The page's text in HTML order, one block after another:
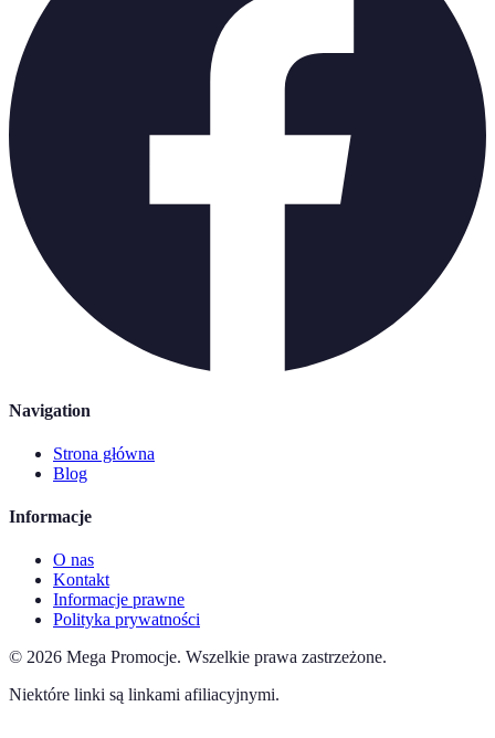
Navigation
Strona główna
Blog
Informacje
O nas
Kontakt
Informacje prawne
Polityka prywatności
© 2026 Mega Promocje. Wszelkie prawa zastrzeżone.
Niektóre linki są linkami afiliacyjnymi.